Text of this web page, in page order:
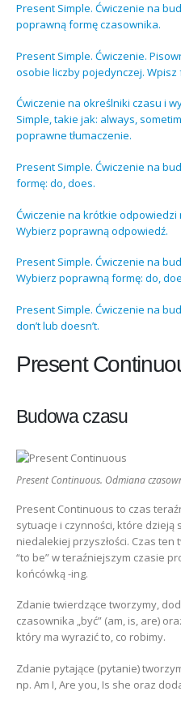
Present Simple. Ćwiczenie na
poprawną formę czasownika.
Present Simple. Ćwiczenie.
osobie liczby pojedynczej. Wpisz
Ćwiczenie na określniki czasu i
Simple, takie jak: always,
poprawne tłumaczenie.
Present Simple. Ćwiczenie na
formę: do, does.
Ćwiczenie na krótkie odpowiedzi
Wybierz poprawną odpowiedź.
Present Simple. Ćwiczenie na
Wybierz poprawną formę: do,
Present Simple. Ćwiczenie na
don’t lub doesn’t.
Present
Budowa czasu
Present Continuous. Odmiana
Present Continuous to czas
sytuacje i czynności, które dzieją
niedalekiej przyszłości. Czas
“to be” w teraźniejszym czasie
końcówką -ing.
Zdanie twierdzące tworzymy,
czasownika „być” (am, is, are)
który ma wyrazić to, co robimy.
Zdanie pytające (pytanie)
np. Am I, Are you, Is she oraz